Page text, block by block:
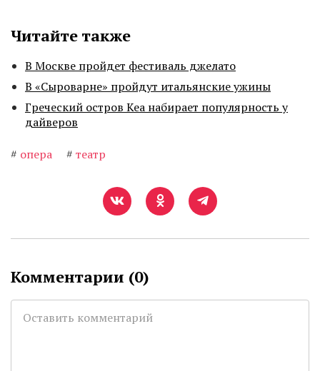
Читайте также
В Москве пройдет фестиваль джелато
В «Сыроварне» пройдут итальянские ужины
Греческий остров Кеа набирает популярность у
дайверов
# опера # театр
Комментарии (0)